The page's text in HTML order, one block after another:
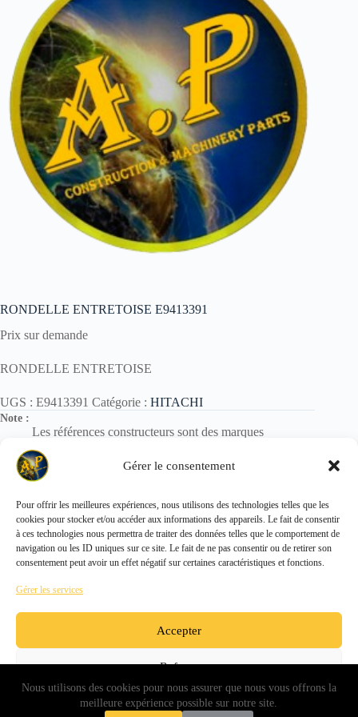
Gérer le consentement
Pour offrir les meilleures expériences, nous utilisons des technologies telles que les
cookies pour stocker et/ou accéder aux informations des appareils. Le fait de consentir
à ces technologies nous permettra de traiter des données telles que le comportement de
navigation ou les ID uniques sur ce site. Le fait de ne pas consentir ou de retirer son
consentement peut avoir un effet négatif sur certaines caractéristiques et fonctions.
Gérer les services
Accepter
Refuser
Voir les préférences
Nous utilisons des cookies pour nous assurer que nous vous offrons la
meilleure expérience possible sur notre site.
RONDELLE ENTRETOISE E9413391
Prix sur demande
RONDELLE ENTRETOISE
UGS : E9413391 Catégorie : HITACHI
Note :
Les références constructeurs sont des marques
Elles sont utilisées uniquement pour identification des
pièces.
Copyright © 2026 - ALL PARTS FRANCE SAS